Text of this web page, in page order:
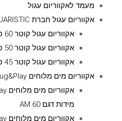
מעמד לאקווריום עגול
אקווריום עגול חברת AQUARISTIC
אקווריום עגול קוטר 60 ס''מ חברת AQUARISTIC
אקווריום עגול קוטר 50 ס''מ חברת AQUARISTIC
אקווריום עגול קוטר 45 ס''מ חברת AQUARISTIC
אקווריום מים מלוחים Plug&Play קומפלט
מידות דגם AM 60